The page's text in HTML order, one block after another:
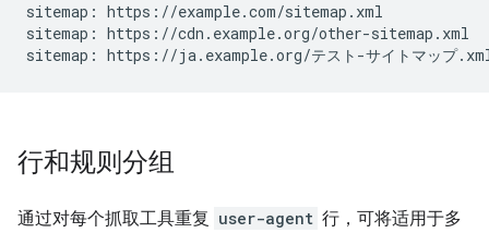
sitemap: https://example.com/sitemap.xml
sitemap: https://cdn.example.org/other-sitemap.xml
sitemap: https://ja.example.org/テスト-サイトマップ
行和规则分组
通过对每个抓取工具重复 user-agent 行，可将适用于多